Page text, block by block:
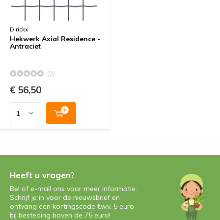
Dirickx
Hekwerk Axial Residence -
Antraciet
(0)
€ 56,50
Heeft u vragen?
Bel of e-mail ons voor meer informatie.
Schrijf je in voor de nieuwsbrief en
ontvang een kortingscode t.w.v. 5 euro
bij besteding boven de 75 euro!